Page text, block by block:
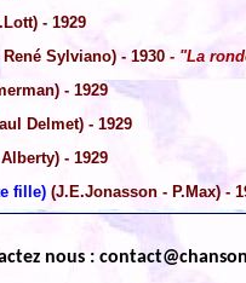
- 1929
Sylviano) - 1930 - "La
- 1929
Delmet) - 1929
- 1929
fille) (J.E.Jonasson - P.Max) -
nous :